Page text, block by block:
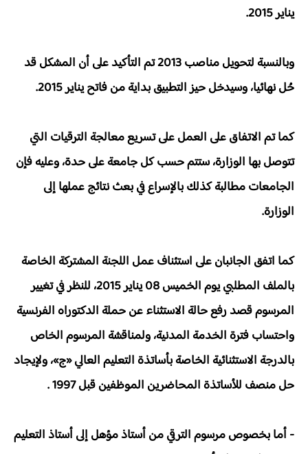
يناير 2015.
وبالنسبة لتحويل مناصب 2013 تم التأكيد على أن المشكل قد
حُل نهائيا، وسيدخل حيز التطبيق بداية من فاتح يناير 2015.
كما تم الاتفاق على العمل على تسريع معالجة الترقيات التي
تتوصل بها الوزارة، ستتم حسب كل جامعة على حدة، وعليه فإن
الجامعات مطالبة كذلك بالإسراع في بعث نتائج عملها إلى
الوزارة.
كما اتفق الجانبان على استئناف عمل اللجنة المشتركة الخاصة
بالملف المطلبي يوم الخميس 08 يناير 2015، للنظر في تغيير
المرسوم قصد رفع حالة الاستثناء عن حملة الدكتوراه الفرنسية
واحتساب فترة الخدمة المدنية، ولمناقشة المرسوم الخاص
بالدرجة الاستثنائية الخاصة بأساتذة التعليم العالي «ج»، ولإيجاد
حل منصف للأساتذة المحاضرين الموظفين قبل 1997 .
- أما بخصوص مرسوم الترقي من أستاذ مؤهل إلى أستاذ التعليم